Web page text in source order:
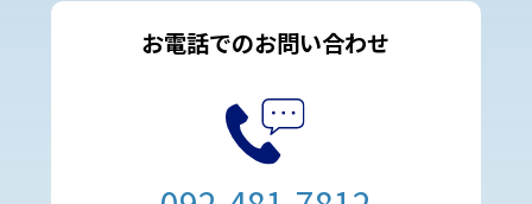
お電話でのお問い合わせ